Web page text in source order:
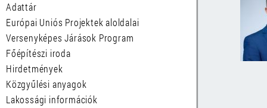
Adattár
Európai Uniós Projektek aloldalai
Versenyképes Járások Program
Főépítészi iroda
Hirdetmények
Közgyűlési anyagok
Lakossági információk